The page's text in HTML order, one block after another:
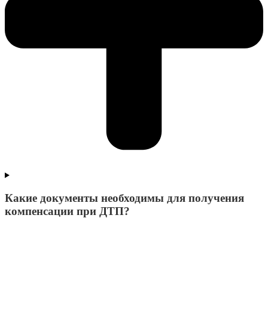
Какие документы необходимы для получения
компенсации при ДТП?